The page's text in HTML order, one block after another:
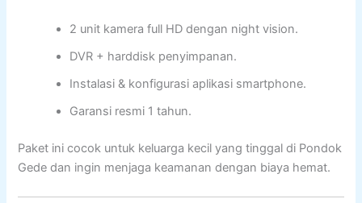
2 unit kamera full HD dengan night vision.
DVR + harddisk penyimpanan.
Instalasi & konfigurasi aplikasi smartphone.
Garansi resmi 1 tahun.
Paket ini cocok untuk keluarga kecil yang tinggal di Pondok
Gede dan ingin menjaga keamanan dengan biaya hemat.